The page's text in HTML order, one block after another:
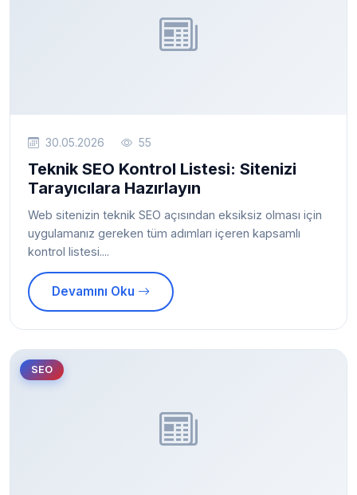
30.05.2026 55
Teknik SEO Kontrol Listesi: Sitenizi
Tarayıcılara Hazırlayın
Web sitenizin teknik SEO açısından eksiksiz olması için
uygulamanız gereken tüm adımları içeren kapsamlı
kontrol listesi....
Devamını Oku
SEO